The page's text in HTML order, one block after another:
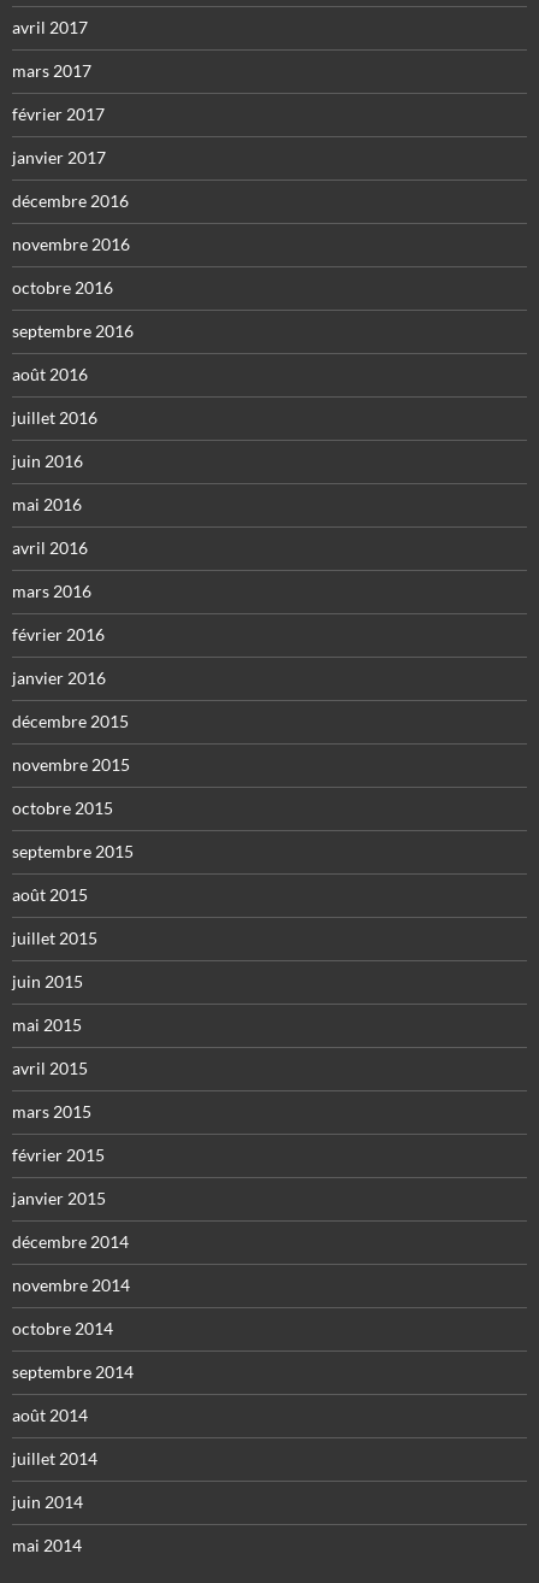
avril 2017
mars 2017
février 2017
janvier 2017
décembre 2016
novembre 2016
octobre 2016
septembre 2016
août 2016
juillet 2016
juin 2016
mai 2016
avril 2016
mars 2016
février 2016
janvier 2016
décembre 2015
novembre 2015
octobre 2015
septembre 2015
août 2015
juillet 2015
juin 2015
mai 2015
avril 2015
mars 2015
février 2015
janvier 2015
décembre 2014
novembre 2014
octobre 2014
septembre 2014
août 2014
juillet 2014
juin 2014
mai 2014